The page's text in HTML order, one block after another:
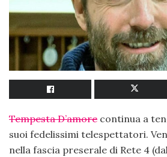
Tempesta D’amore continua a
suoi fedelissimi telespettatori.
nella fascia preserale di Rete 4